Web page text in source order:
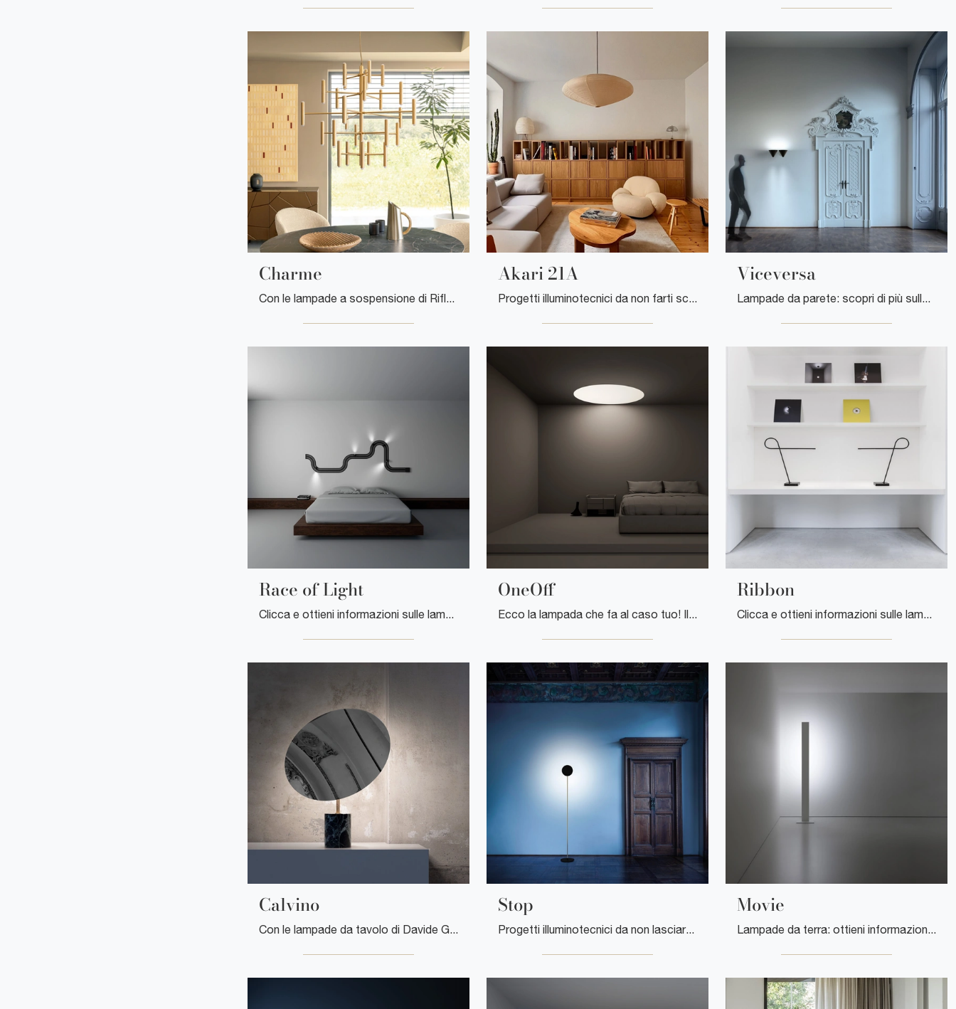
Charme
Con le lampade a sospensione di Riflessi potrai impreziosire i tuoi locali: clicca e scopri Charme!
Akari 21A
Progetti illuminotecnici da non farti scappare! Eccoti la lampada a sospensione Akari 21A di Vitra.
Viceversa
Lampade da parete: scopri di più sulla lampada Viceversa in metallo che ti consigliamo.
Race of Light OneOff Ribbon
Calvino
Con le lampade da tavolo di Davide Groppi potrai arricchire i tuoi spazi: clicca e scopri Calvino!
Stop
Progetti illuminotecnici da non lasciarti sfuggire! Ti presentiamo la lampada da terra Stop di Davide Groppi.
Movie
Lampade da terra: ottieni informazioni sulla lampada Movie in metallo che ti consigliamo.